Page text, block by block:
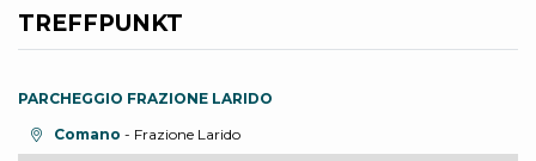
TREFFPUNKT
PARCHEGGIO FRAZIONE LARIDO
aria.location:
Comano - Frazione Larido